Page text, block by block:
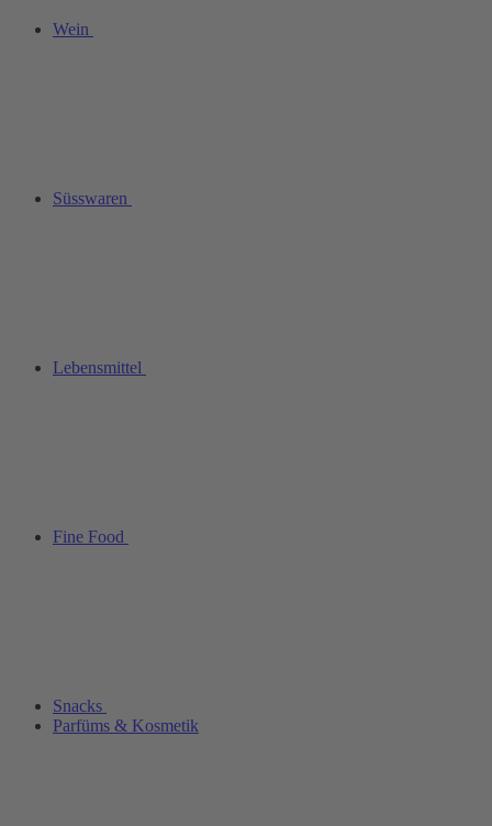
Wein
Süsswaren
Lebensmittel
Fine Food
Snacks
Parfüms & Kosmetik